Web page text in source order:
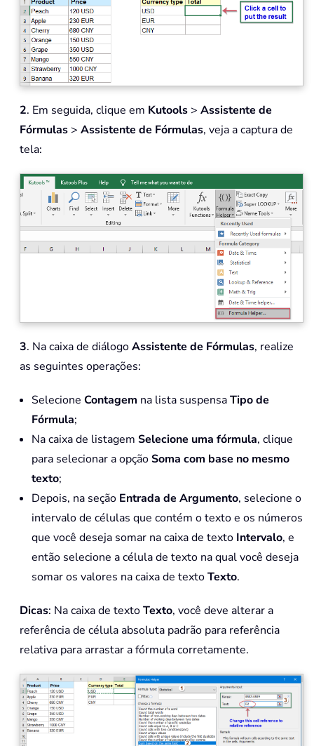
2. Em seguida, clique em Kutools > Assistente de
Fórmulas > Assistente de Fórmulas, veja a captura de
tela:
3. Na caixa de diálogoAssistente de Fórmulas, realize
as seguintes operações:
Selecione Contagem na lista suspensaTipo de
Fórmula;
Na caixa de listagem Selecione uma fórmula, clique
para selecionar a opçãoSoma com base no mesmo
texto;
Depois, na seção Entrada de Argumento, selecione o
intervalo de células que contém o texto e os números
que você deseja somar na caixa de texto Intervalo, e
então selecione a célula de texto na qual você deseja
somar os valores na caixa de textoTexto.
Dicas: Na caixa de textoTexto, você deve alterar a
referência de célula absoluta padrão para referência
relativa para arrastar a fórmula corretamente.